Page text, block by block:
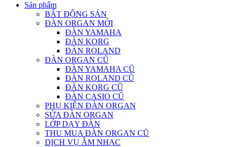
Sản phẩm
BẤT ĐỘNG SẢN
ĐÀN ORGAN MỚI
ĐÀN YAMAHA
ĐÀN KORG
ĐÀN ROLAND
ĐÀN ORGAN CŨ
ĐÀN YAMAHA CŨ
ĐÀN ROLAND CŨ
ĐÀN KORG CŨ
ĐÀN CASIO CŨ
PHỤ KIỆN ĐÀN ORGAN
SỬA ĐÀN ORGAN
LỚP DẠY ĐÀN
THU MUA ĐÀN ORGAN CŨ
DỊCH VỤ ÂM NHẠC